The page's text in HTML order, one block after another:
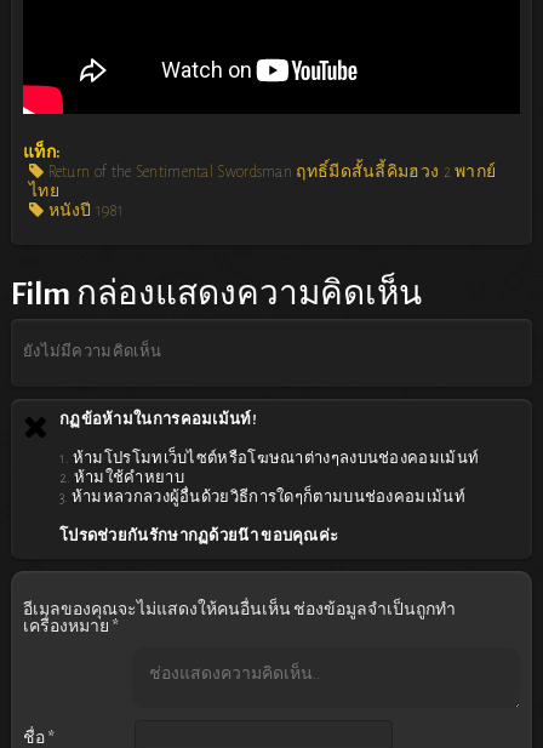
แท็ก:
Return of the Sentimental Swordsman ฤทธิ์มีดสั้นลี้คิมฮวง 2 พากย์
ไทย
หนังปี 1981
Film กล่องแสดงความคิดเห็น
ยังไม่มีความคิดเห็น
กฏข้อห้ามในการคอมเม้นท์!
1. ห้ามโปรโมทเว็บไซต์หรือโฆษณาต่างๆลงบนช่องคอมเม้นท์
2. ห้ามใช้คำหยาบ
3. ห้ามหลวกลวงผู้อื่นด้วยวิธีการใดๆก็ตามบนช่องคอมเม้นท์
โปรดช่วยกันรักษากฏด้วยน๊า ขอบคุณค่ะ
อีเมลของคุณจะไม่แสดงให้คนอื่นเห็น ช่องข้อมูลจำเป็นถูกทำ
เครื่องหมาย *
ชื่อ *